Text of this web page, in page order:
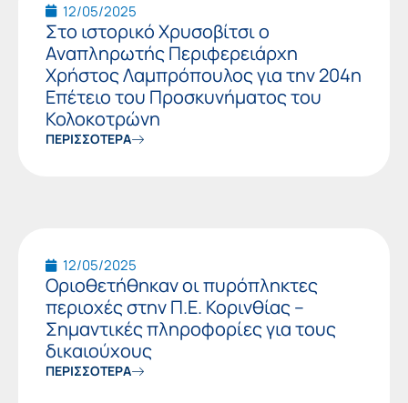
12/05/2025
Στο ιστορικό Χρυσοβίτσι ο
Αναπληρωτής Περιφερειάρχη
Χρήστος Λαμπρόπουλος για την 204η
Επέτειο του Προσκυνήματος του
Κολοκοτρώνη
ΠΕΡΙΣΣΟΤΕΡΑ
12/05/2025
Οριοθετήθηκαν οι πυρόπληκτες
περιοχές στην Π.Ε. Κορινθίας –
Σημαντικές πληροφορίες για τους
δικαιούχους
ΠΕΡΙΣΣΟΤΕΡΑ